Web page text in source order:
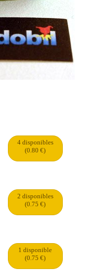
4 disponibles
(0.80 €)
2 disponibles
(0.75 €)
1 disponible
(0.75 €)